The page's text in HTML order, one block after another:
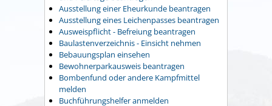
Ausstellung einer Eheurkunde beantragen
Ausstellung eines Leichenpasses beantragen
Ausweispflicht - Befreiung beantragen
Baulastenverzeichnis - Einsicht nehmen
Bebauungsplan einsehen
Bewohnerparkausweis beantragen
Bombenfund oder andere Kampfmittel
melden
Buchführungshelfer anmelden